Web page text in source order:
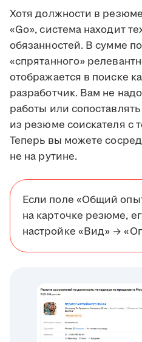
Хотя должности в
«Go», система находит
обязанностей. В сумме
«спрятанного»
отображается в поиске
разработчик. Вам не
работы или
из резюме соискателя с
Теперь вы можете
не на рутине.
Если поле «Общий
на карточке резюме,
настройке «Вид» →